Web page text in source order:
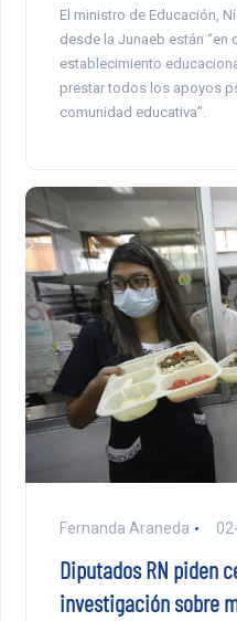
El ministro de Educación,
desde la Junaeb están “en
establecimiento
prestar todos los apoyos
comunidad educativa”.
Fernanda Araneda
Diputados RN piden
investigación sobre